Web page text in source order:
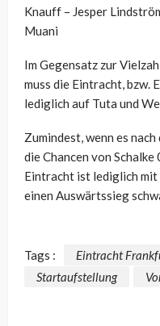
Knauff – Jesper
Muani
Im Gegensatz zur
muss die Eintracht, bzw.
lediglich auf Tuta und
Zumindest, wenn es
die Chancen von
Eintracht ist lediglich
einen Auswärtssieg
Tags : Eintracht
Startaufstellung